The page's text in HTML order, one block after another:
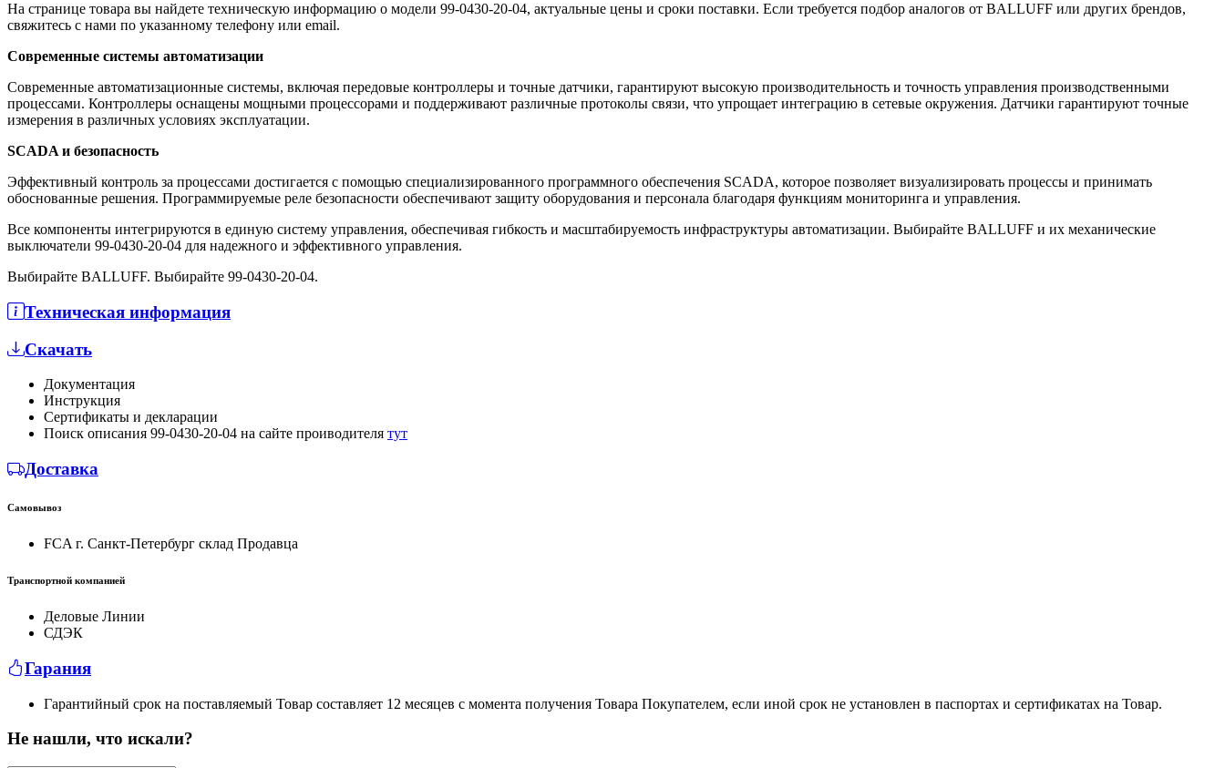
На странице товара вы найдете техническую информацию о модели 99-0430-20-04, актуальные цены и сроки поставки. Если требуется подбор аналогов от BALLUFF или других брендов,
свяжитесь с нами по указанному телефону или email.
Современные системы автоматизации
Современные автоматизационные системы, включая передовые контроллеры и точные датчики, гарантируют высокую производительность и точность управления производственными
процессами. Контроллеры оснащены мощными процессорами и поддерживают различные протоколы связи, что упрощает интеграцию в сетевые окружения. Датчики гарантируют точные
измерения в различных условиях эксплуатации.
SCADA и безопасность
Эффективный контроль за процессами достигается с помощью специализированного программного обеспечения SCADA, которое позволяет визуализировать процессы и принимать
обоснованные решения. Программируемые реле безопасности обеспечивают защиту оборудования и персонала благодаря функциям мониторинга и управления.
Все компоненты интегрируются в единую систему управления, обеспечивая гибкость и масштабируемость инфраструктуры автоматизации. Выбирайте BALLUFF и их механические
выключатели 99-0430-20-04 для надежного и эффективного управления.
Выбирайте BALLUFF. Выбирайте 99-0430-20-04.
Техническая информация
Скачать
Документация
Инструкция
Сертификаты и декларации
Поиск описания 99-0430-20-04 на сайте проиводителя тут
Доставка
Самовывоз
FCA г. Санкт-Петербург склад Продавца
Транспортной компанией
Деловые Линии
СДЭК
Гарания
Гарантийный срок на поставляемый Товар составляет 12 месяцев с момента получения Товара Покупателем, если иной срок не установлен в паспортах и сертификатах на Товар.
Не нашли, что искали?